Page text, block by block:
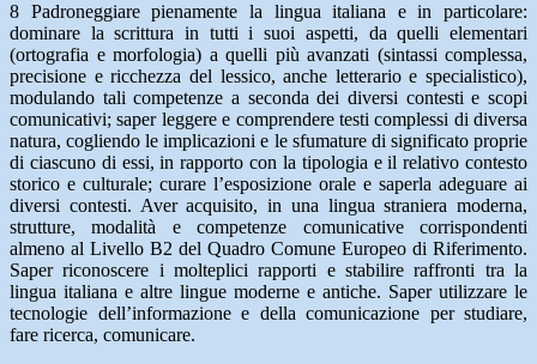
8 Padroneggiare pienamente la lingua italiana e in particolare:
dominare la scrittura in tutti i suoi aspetti, da quelli elementari
(ortografia e morfologia) a quelli più avanzati (sintassi complessa,
precisione e ricchezza del lessico, anche letterario e specialistico),
modulando tali competenze a seconda dei diversi contesti e scopi
comunicativi; saper leggere e comprendere testi complessi di diversa
natura, cogliendo le implicazioni e le sfumature di significato proprie
di ciascuno di essi, in rapporto con la tipologia e il relativo contesto
storico e culturale; curare l’esposizione orale e saperla adeguare ai
diversi contesti. Aver acquisito, in una lingua straniera moderna,
strutture, modalità e competenze comunicative corrispondenti
almeno al Livello B2 del Quadro Comune Europeo di Riferimento.
Saper riconoscere i molteplici rapporti e stabilire raffronti tra la
lingua italiana e altre lingue moderne e antiche. Saper utilizzare le
tecnologie dell’informazione e della comunicazione per studiare,
fare ricerca, comunicare.